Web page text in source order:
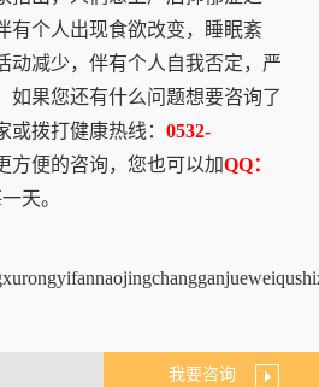
有个人出现食欲改变，睡眠紊
动减少，伴有个人自我否定，严
如果您还有什么问题想要咨询了
拨打健康热线： 0532-
方便的咨询，您也可以加QQ：
天。
我要咨询